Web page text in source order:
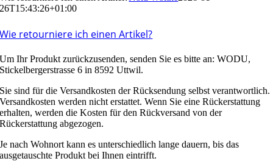
26T15:43:26+01:00
Wie retourniere ich einen Artikel?
Um Ihr Produkt zurückzusenden, senden Sie es bitte an: WODU,
Stickelbergerstrasse 6 in 8592 Uttwil.
Sie sind für die Versandkosten der Rücksendung selbst verantwortlich.
Versandkosten werden nicht erstattet. Wenn Sie eine Rückerstattung
erhalten, werden die Kosten für den Rückversand von der
Rückerstattung abgezogen.
Je nach Wohnort kann es unterschiedlich lange dauern, bis das
ausgetauschte Produkt bei Ihnen eintrifft.